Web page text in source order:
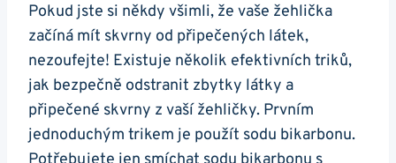
Pokud‍ jste si někdy všimli, že vaše žehlička
začíná mít skvrny od připečených látek,⁣
nezoufejte! Existuje několik efektivních ⁢triků,
jak‍ bezpečně odstranit zbytky látky a
připečené skvrny z vaší‍ žehličky. Prvním
jednoduchým trikem je použít sodu‌ bikarbonu.